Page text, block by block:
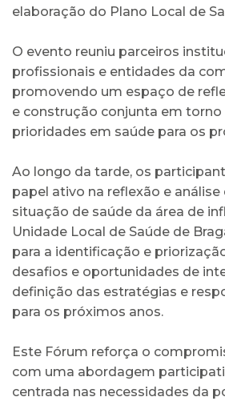
elaboração do Plano Local de
O evento reuniu parceiros
profissionais e entidades da
promovendo um espaço de
e construção conjunta em torno
prioridades em saúde para os
Ao longo da tarde, os
papel ativo na reflexão e
situação de saúde da área de
Unidade Local de Saúde de
para a identificação e
desafios e oportunidades de
definição das estratégias e
para os próximos anos.
Este Fórum reforça o
com uma abordagem
centrada nas necessidades da